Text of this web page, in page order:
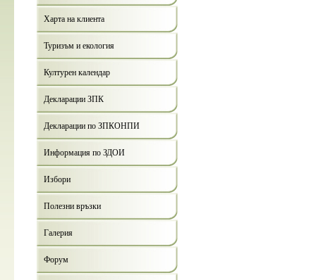
Харта на клиента
Туризъм и екология
Културен календар
Декларации ЗПК
Декларации по ЗПКОНПИ
Информация по ЗДОИ
Избори
Полезни връзки
Галерия
Форум